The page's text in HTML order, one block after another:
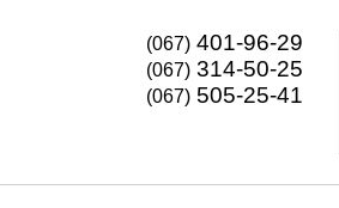
(067) 401-96-29
(067) 314-50-25
(067) 505-25-41